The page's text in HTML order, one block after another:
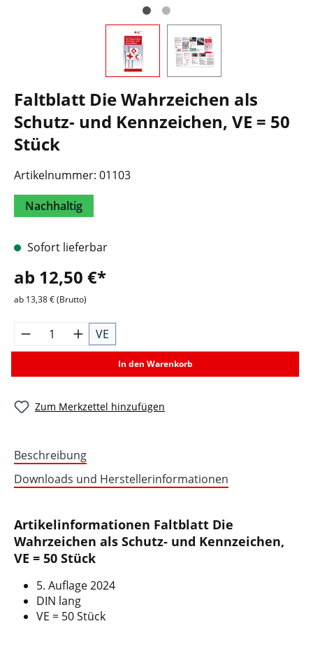
Faltblatt Die Wahrzeichen als
Schutz- und Kennzeichen, VE = 50
Stück
Artikelnummer: 01103
Nachhaltig
Sofort lieferbar
ab 12,50 €*
ab 13,38 € (Brutto)
VE
In den Warenkorb
Zum Merkzettel hinzufügen
Beschreibung
Downloads und Herstellerinformationen
Artikelinformationen Faltblatt Die
Wahrzeichen als Schutz- und Kennzeichen,
VE = 50 Stück
5. Auflage 2024
DIN lang
VE = 50 Stück